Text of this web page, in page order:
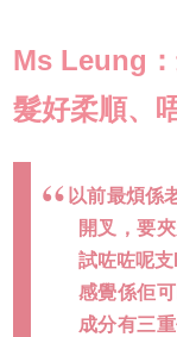
Ms Leung
髮好柔順、
以前最煩係
開叉，要
試咗咗呢
感覺係佢
成分有三